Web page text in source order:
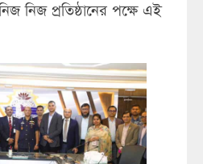
প্রতিষ্ঠানের পক্ষে এই